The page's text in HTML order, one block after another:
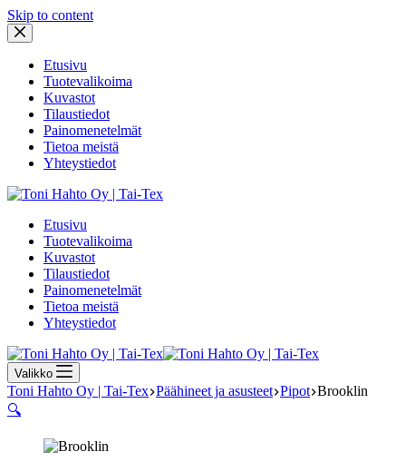
Skip to content
Etusivu
Tuotevalikoima
Kuvastot
Tilaustiedot
Painomenetelmät
Tietoa meistä
Yhteystiedot
Etusivu
Tuotevalikoima
Kuvastot
Tilaustiedot
Painomenetelmät
Tietoa meistä
Yhteystiedot
Valikko
Toni Hahto Oy | Tai-Tex Päähineet ja asusteet Pipot Brooklin
🔍